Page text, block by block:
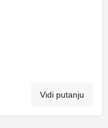
Vidi putanju